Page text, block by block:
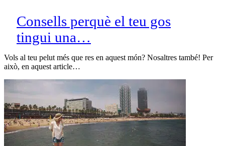
Consells perquè el teu gos
tingui una…
Vols al teu pelut més que res en aquest món? Nosaltres també! Per
això, en aquest article…